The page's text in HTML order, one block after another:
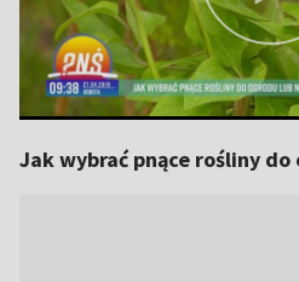
Jak wybrać pnące rośliny